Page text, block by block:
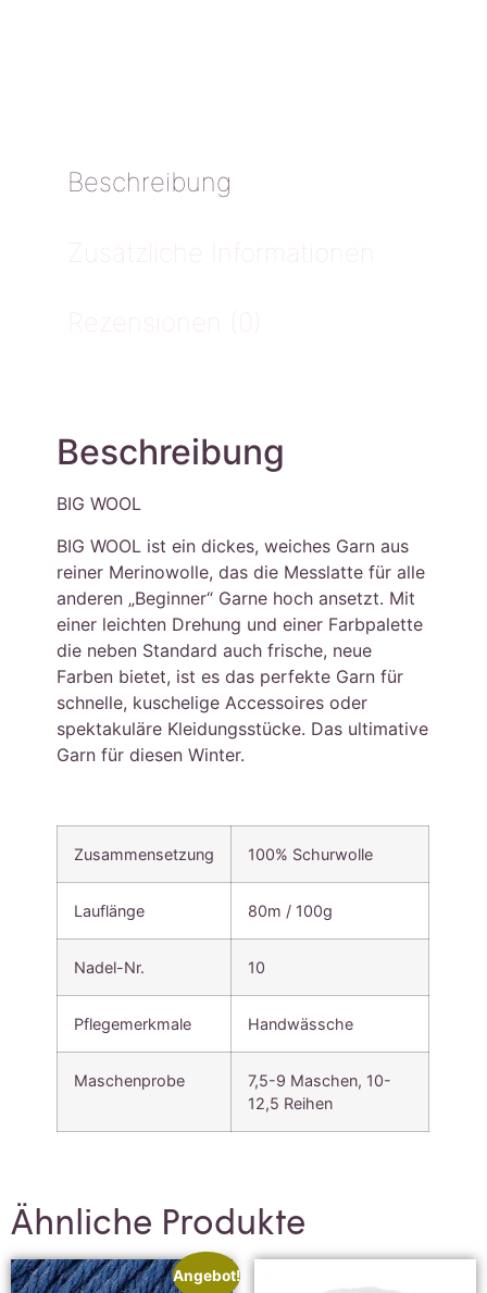
Beschreibung
Zusätzliche Informationen
Rezensionen (0)
Beschreibung
BIG WOOL
BIG WOOL ist ein dickes, weiches Garn aus
reiner Merinowolle, das die Messlatte für alle
anderen „Beginner“ Garne hoch ansetzt. Mit
einer leichten Drehung und einer Farbpalette
die neben Standard auch frische, neue
Farben bietet, ist es das perfekte Garn für
schnelle, kuschelige Accessoires oder
spektakuläre Kleidungsstücke. Das ultimative
Garn für diesen Winter.
Zusammensetzung 100% Schurwolle
Lauflänge 80m / 100g
Nadel-Nr. 10
Pflegemerkmale Handwässche
Maschenprobe
7,5-9 Maschen, 10-
12,5 Reihen
Ähnliche Produkte
Angebot!